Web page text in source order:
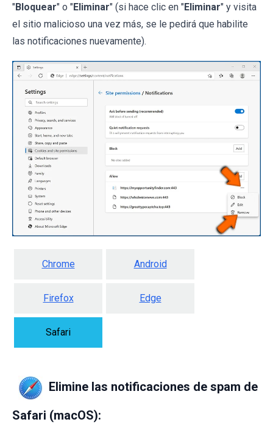
"Bloquear" o "Eliminar" (si hace clic en "Eliminar" y visita
el sitio malicioso una vez más, se le pedirá que habilite
las notificaciones nuevamente).
Chrome Android
Firefox Edge
Safari
Elimine las notificaciones de spam de
Safari (macOS):